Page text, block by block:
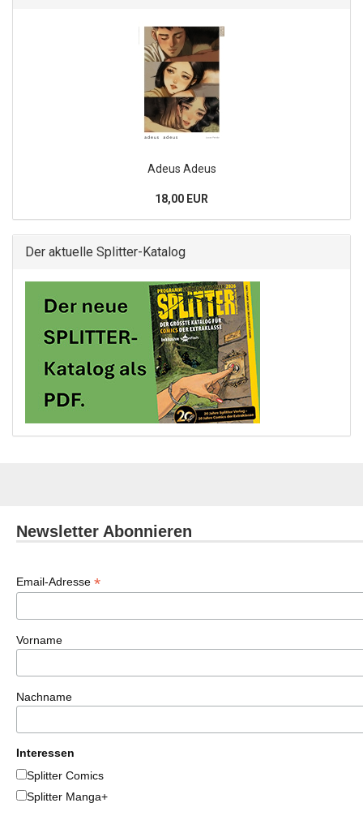
Adeus Adeus
18,00 EUR
Der aktuelle Splitter-Katalog
Newsletter Abonnieren
Email-Adresse *
Vorname
Nachname
Interessen
Splitter Comics
Splitter Manga+